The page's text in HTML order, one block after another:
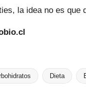
la idea no es
Dieta